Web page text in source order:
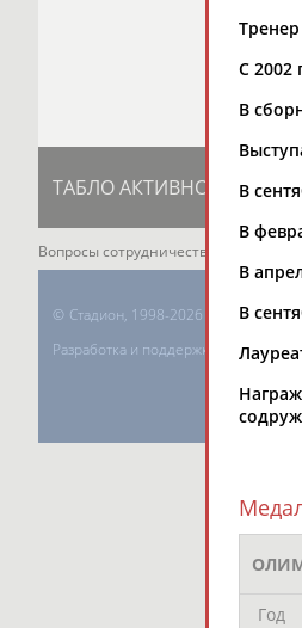
ТАБЛО АКТИВНОСТИ
Вопросы сотрудничества и
© Стадион, 1998-2026
Разработка и поддержка ООО НАИТ
Тренер
С 2002
В
В
В
В
В
Год